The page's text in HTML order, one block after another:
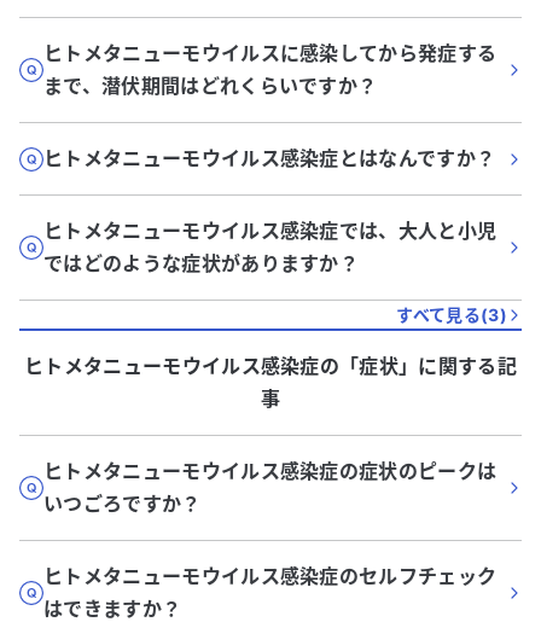
ヒトメタニューモウイルスに感染してから発症する
まで、潜伏期間はどれくらいですか？
ヒトメタニューモウイルス感染症とはなんですか？
ヒトメタニューモウイルス感染症では、大人と小児
ではどのような症状がありますか？
すべて見る(3)
ヒトメタニューモウイルス感染症の「症状」に関する記
事
ヒトメタニューモウイルス感染症の症状のピークは
いつごろですか？
ヒトメタニューモウイルス感染症のセルフチェック
はできますか？